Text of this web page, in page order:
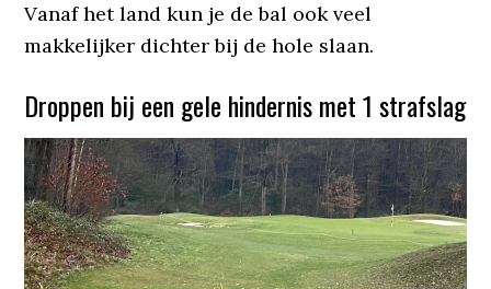
Vanaf het land kun je de bal ook veel
makkelijker dichter bij de hole slaan.
Droppen bij een gele hindernis met 1 strafslag